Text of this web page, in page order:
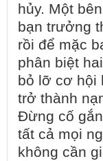
hủy. Một
bạn trưởng
rồi để mặc
phân biệt
bỏ lỡ cơ hội
trở thành
Đừng cố
tất cả mọi
không cần